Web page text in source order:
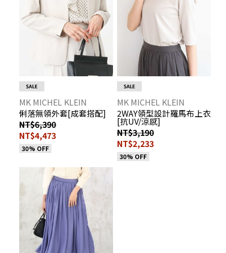
MK MICHEL KLEIN
俐落無領外套[成套搭配]
NT$6,390
NT$4,473
30% OFF
MK MICHEL KLEIN
2WAY領型設計羅馬布上衣
[抗UV/涼感]
NT$3,190
NT$2,233
30% OFF